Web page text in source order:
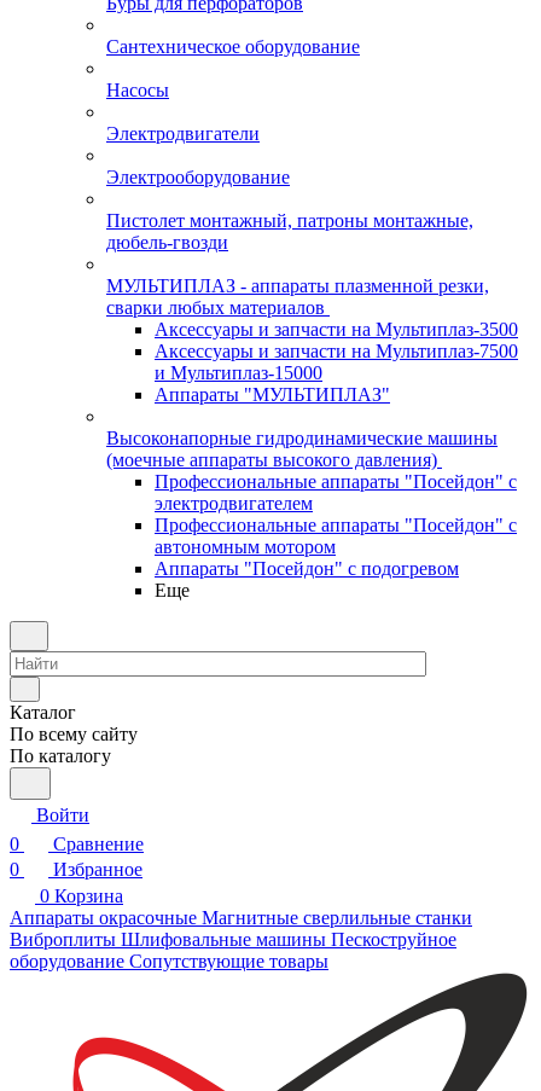
Сантехническое оборудование
Насосы
Электродвигатели
Электрооборудование
Пистолет монтажный, патроны монтажные,
дюбель-гвозди
МУЛЬТИПЛАЗ - аппараты плазменной резки,
сварки любых материалов
Аксессуары и запчасти на Мультиплаз-3500
Аксессуары и запчасти на Мультиплаз-7500
и Мультиплаз-15000
Аппараты "МУЛЬТИПЛАЗ"
Высоконапорные гидродинамические машины
(моечные аппараты высокого давления)
Профессиональные аппараты "Посейдон" с
электродвигателем
Профессиональные аппараты "Посейдон" с
автономным мотором
Аппараты "Посейдон" с подогревом
Еще
Каталог
По всему сайту
По каталогу
Войти
0
Сравнение
0
Избранное
0 Корзина
Аппараты окрасочные Магнитные сверлильные станки
Виброплиты Шлифовальные машины Пескоструйное
оборудование Сопутствующие товары